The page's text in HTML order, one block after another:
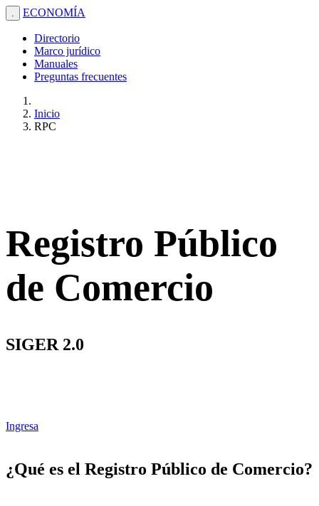
. ECONOMÍA
Directorio
Marco jurídico
Manuales
Preguntas frecuentes
Inicio
RPC
Registro Público
de Comercio
SIGER 2.0
Ingresa
¿Qué es el Registro Público de Comercio?